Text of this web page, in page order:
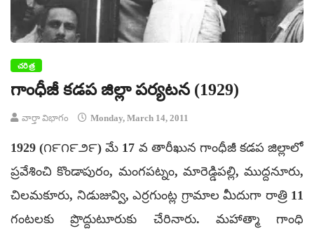
చరిత్ర
గాంధీజీ కడప జిల్లా పర్యటన (1929)
వార్తా విభాగం Monday, March 14, 2011
1929 (౧౯౧౯౨౯) మే 17 వ తారీఖున గాంధీజీ కడప జిల్లాలో
ప్రవేశించి కొండాపురం, మంగపట్నం, మారెడ్డిపల్లి, ముద్దనూరు,
చిలమకూరు, నిడుజువ్వి, ఎర్రగుంట్ల గ్రామాల మీదుగా రాత్రి 11
గంటలకు ప్రొద్దుటూరుకు చేరినారు. మహాత్మా గాంధి